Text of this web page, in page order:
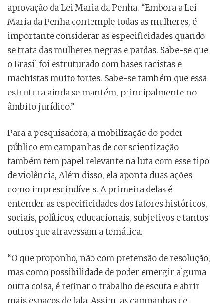
aprovação da Lei Maria da Penha. “Embora a Lei
Maria da Penha contemple todas as mulheres, é
importante considerar as especificidades quando
se trata das mulheres negras e pardas. Sabe-se que
o Brasil foi estruturado com bases racistas e
machistas muito fortes. Sabe-se também que essa
estrutura ainda se mantém, principalmente no
âmbito jurídico.”
Para a pesquisadora, a mobilização do poder
público em campanhas de conscientização
também tem papel relevante na luta com esse tipo
de violência, Além disso, ela aponta duas ações
como imprescindíveis. A primeira delas é
entender as especificidades dos fatores históricos,
sociais, políticos, educacionais, subjetivos e tantos
outros que atravessam a temática.
“O que proponho, não com pretensão de resolução,
mas como possibilidade de poder emergir alguma
outra coisa, é refinar o trabalho de escuta e abrir
mais espaços de fala. Assim, as campanhas de